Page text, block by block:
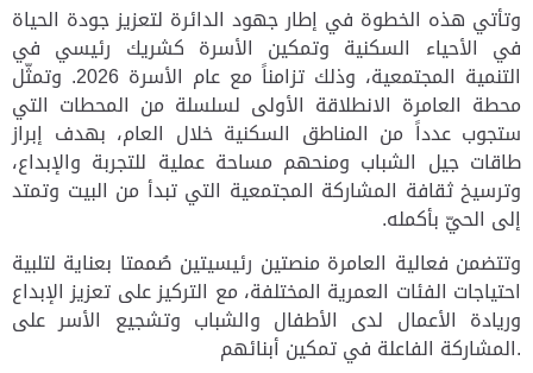
وتأتي هذه الخطوة في إطار جهود الدائرة لتعزيز جودة الحياة
في الأحياء السكنية وتمكين الأسرة كشريك رئيسي في
التنمية المجتمعية، وذلك تزامناً مع عام الأسرة 2026. وتمثّل
محطة العامرة الانطلاقة الأولى لسلسلة من المحطات التي
ستجوب عدداً من المناطق السكنية خلال العام، بهدف إبراز
طاقات جيل الشباب ومنحهم مساحة عملية للتجربة والإبداع،
وترسيخ ثقافة المشاركة المجتمعية التي تبدأ من البيت وتمتد
إلى الحيّ بأكمله.
وتتضمن فعالية العامرة منصتين رئيسيتين صُممتا بعناية لتلبية
احتياجات الفئات العمرية المختلفة، مع التركيز على تعزيز الإبداع
وريادة الأعمال لدى الأطفال والشباب وتشجيع الأسر على
المشاركة الفاعلة في تمكين أبنائهم.